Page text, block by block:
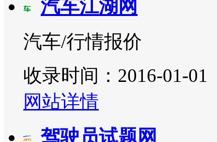
汽车江湖网
汽车/行情报价
收录时间：2016-01-01
网站详情
驾驶员试题网